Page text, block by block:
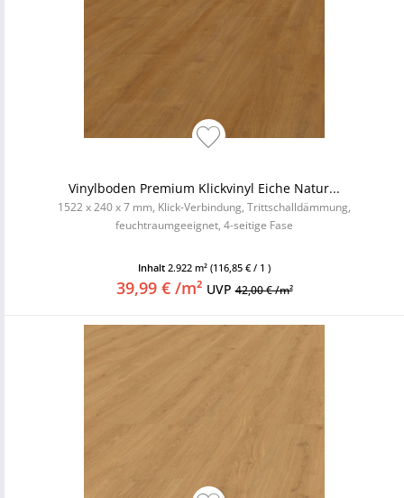
Vinylboden Premium Klickvinyl Eiche Natur...
1522 x 240 x 7 mm, Klick-Verbindung, Trittschalldämmung,
feuchtraumgeeignet, 4-seitige Fase
Inhalt 2.922 m² (116,85 € / 1 )
39,99 € /m² UVP42,00 € /m²